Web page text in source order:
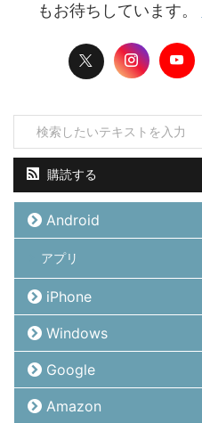
もお待ちしています。
購読する
Android
アプリ
iPhone
Windows
Google
Amazon